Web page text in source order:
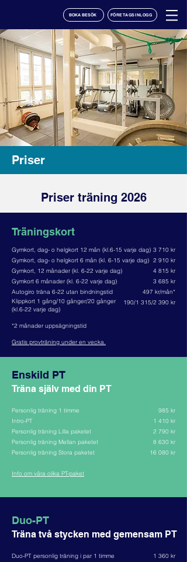
BOKA BESÖK FÖRETAGSINLOGG
Priser
Priser träning 2026
Träningskort
Gymkort, dag- o helgkort 12 mån (kl.6-15 varje dag)
Gymkort, dag- o helgkort 6 mån (kl. 6-15 varje dag)
Gymkort, 12 månader (kl. 6-22 varje dag)
Gymkort 6 månader (kl. 6-22 varje dag)
Autogiro träna 6-22 utan bindningstid
Klippkort 1 gång/10 gånger/20 gånger
(kl.6-22 varje dag)
*2 månader uppsägningstid
Gratis provträning under en vecka.
3 710 kr
2 910 kr
4 815 kr
3 685 kr
497 kr/mån*
190/1 315/2 390 kr
Enskild PT
Träna själv med din PT
Personlig träning 1 timme
Intro-PT
Personlig träning Lilla paketet
Personlig träning Mellan paketet
Personlig träning Stora paketet
Info om våra olika PT-paket
985 kr
1 410 kr
2 790 kr
8 630 kr
16 080 kr
Duo-PT
Träna två stycken med gemensam PT
1 360 kr
Duo-PT personlig träning i par 1 timme